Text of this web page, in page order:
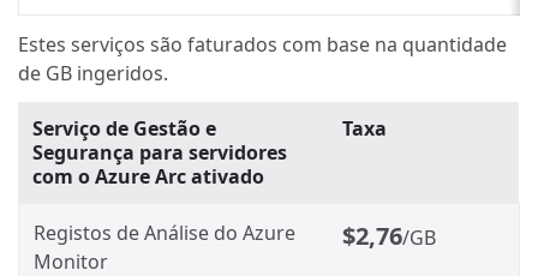
Estes serviços são faturados com base na quantidade
de GB ingeridos.
Serviço de Gestão e
Segurança para servidores
com o Azure Arc ativado
Taxa
Registos de Análise do Azure
Monitor
$2,76/GB